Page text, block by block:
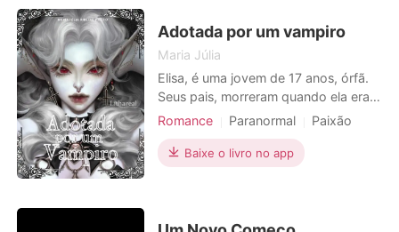
Miliana,Harry e Yang o mais velho e
herdei
Adotada por um vampiro
Maria Júlia
Elisa, é uma jovem de 17 anos, órfã.
Seus pais, morreram quando ela era
apenas uma criança, então foi
que é uma cidade dominada por
vampiros da alta sociedade. Elisa
orfanato, nunca foi adotada, bem
Romance Paranormal
Paixão
Fantasia
Casamento arranjado
Amor forçado
Menina mágica
Baixe o livro no app